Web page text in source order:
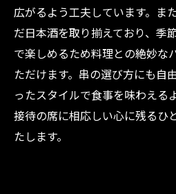
広がるよう工夫しています。ま
だ日本酒を取り揃えており、季
で楽しめるため料理との絶妙な
ただけます。串の選び方にも自
ったスタイルで食事を味わえる
接待の席に相応しい心に残るひ
たします。